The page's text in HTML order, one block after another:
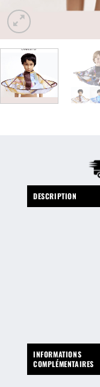
DESCRIPTION
INFORMATIONS
COMPLÉMENTAIRES